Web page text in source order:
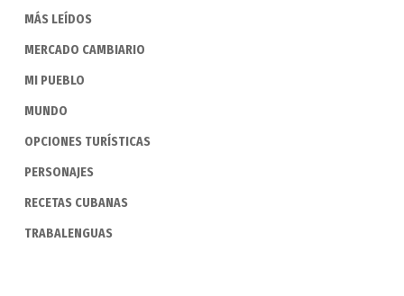
MÁS LEÍDOS
MERCADO CAMBIARIO
MI PUEBLO
MUNDO
OPCIONES TURÍSTICAS
PERSONAJES
RECETAS CUBANAS
TRABALENGUAS